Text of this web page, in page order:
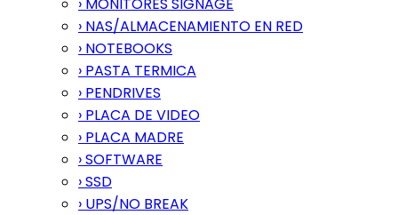
› NAS/ALMACENAMIENTO EN RED
› NOTEBOOKS
› PASTA TERMICA
› PENDRIVES
› PLACA DE VIDEO
› PLACA MADRE
› SOFTWARE
› SSD
› UPS/NO BREAK